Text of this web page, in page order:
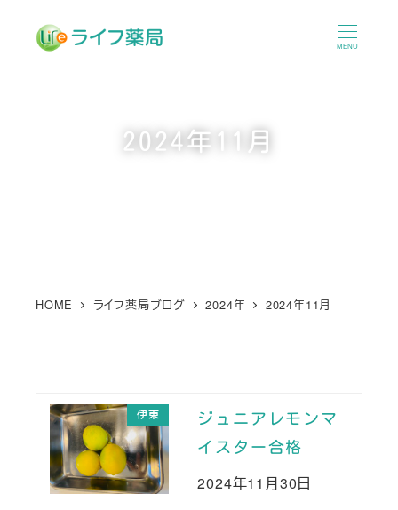
MENU
2024年11月
HOME ライフ薬局ブログ 2024年 2024年11月
伊東
ジュニアレモンマ
イスター合格
投稿日
2024年11月30日